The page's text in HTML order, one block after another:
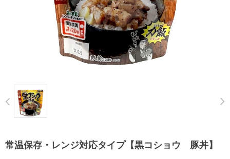
Prev
常温保存・レンジ対応タイプ【黒コショウ 豚丼】